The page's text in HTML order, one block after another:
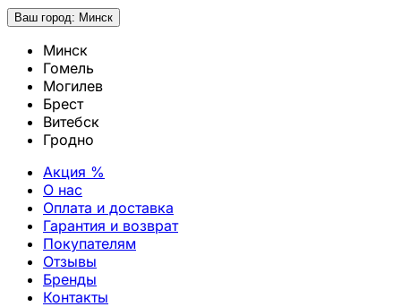
Ваш город: Минск
Минск
Гомель
Могилев
Брест
Витебск
Гродно
Акция %
О нас
Оплата и доставка
Гарантия и возврат
Покупателям
Отзывы
Бренды
Контакты